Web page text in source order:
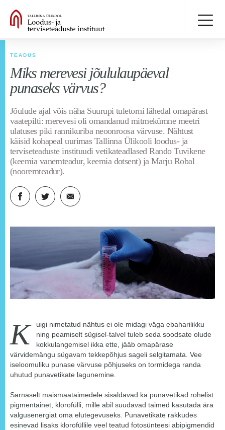
TEADUS
Miks merevesi jõululaupäeval
punaseks värvus?
Jõulude ajal võis näha Suurupi tuletorni lähedal omapärast
vaatepilti: merevesi oli omandanud mitmekümne meetri
ulatuses piki rannikuriba neoonroosa värvuse. Nähtust
käisid kohapeal uurimas Tallinna Ülikooli loodus- ja
terviseteaduste instituudi vetikateadlased Rando Tuvikene
(keemia vanemteadur, keemia dotsent) ja Marju Robal
(nooremteadur).
K
uigi nimetatud nähtus ei ole midagi väga ebaharilikku
ning peamiselt sügisel-talvel tuleb seda soodsate olude
kokkulangemisel ikka ette, jääb omapärase
värvidemängu sügavam tekkepõhjus sageli selgitamata. Vee
iseloomuliku punase värvuse põhjuseks on tormidega randa
uhutud punavetikate lagunemine.
Sarnaselt maismaataimedele sisaldavad ka punavetikad rohelist
pigmentainet, klorofülli, mille abil suudavad taimed kasutada ära
valgusenergiat oma elutegevuseks. Punavetikate rakkudes
esinevad lisaks klorofüllile veel teatud fotosünteesi abipigmendid